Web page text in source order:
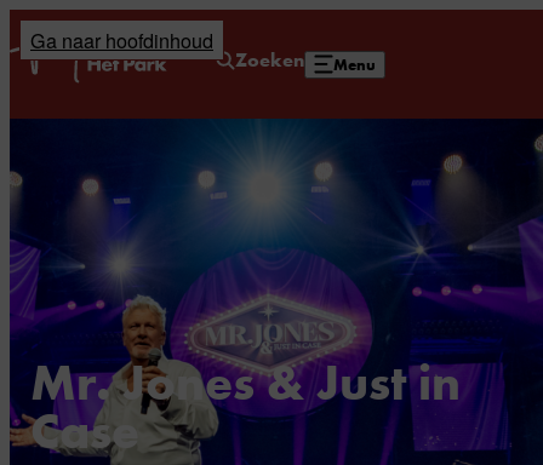
Ga naar hoofdinhoud
Zoeken Menu
Home
Mr. Jones & Just in
Case